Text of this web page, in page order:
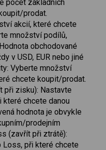
počet základních
prodat.
akcií, které chcete
množství podílů,
obchodované
v USD, EUR nebo jiné
Vyberte množství
chcete koupit/prodat.
při zisku): Nastavte
chcete danou
hodnota je obvykle
prodejním
(zavřít při ztrátě):
při které chcete